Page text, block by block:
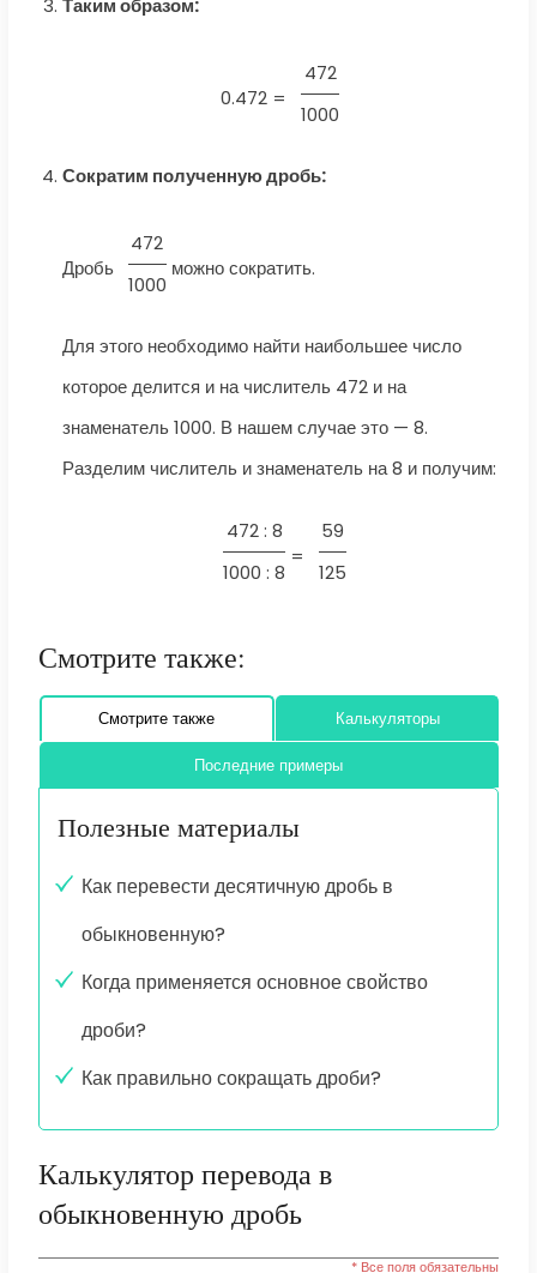
Таким образом:
0.472 =
472
1000
Сократим полученную дробь:
Дробь
472
1000
можно сократить.
Для этого необходимо найти наибольшее число
которое делится и на числитель 472 и на
знаменатель 1000. В нашем случае это — 8.
Разделим числитель и знаменатель на 8 и получим:
472 : 8
1000 : 8
=
59
125
Смотрите также:
Смотрите также Калькуляторы
Последние примеры
Полезные материалы
Как перевести десятичную дробь в
обыкновенную?
Когда применяется основное свойство
дроби?
Как правильно сокращать дроби?
Калькулятор перевода в
обыкновенную дробь
* Все поля обязательны